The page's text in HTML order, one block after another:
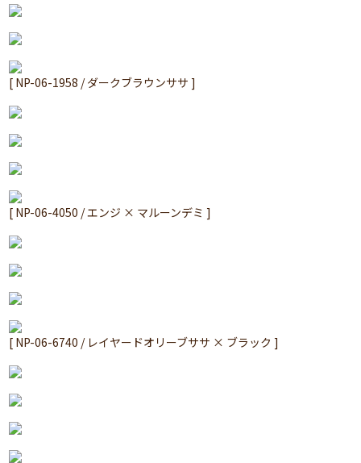
[ NP-06-1958 / ダークブラウンササ ]
[ NP-06-4050 / エンジ × マルーンデミ ]
[ NP-06-6740 / レイヤードオリーブササ × ブラック ]